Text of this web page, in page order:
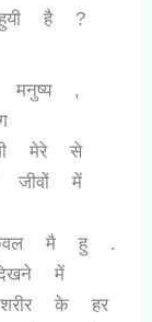
है ?
,
मेरे से
में
मै हु .
में
के हर